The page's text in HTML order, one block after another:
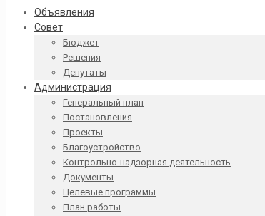
Объявления
Совет
Бюджет
Решения
Депутаты
Администрация
Генеральный план
Постановления
Проекты
Благоустройство
Контрольно-надзорная деятельность
Документы
Целевые программы
План работы